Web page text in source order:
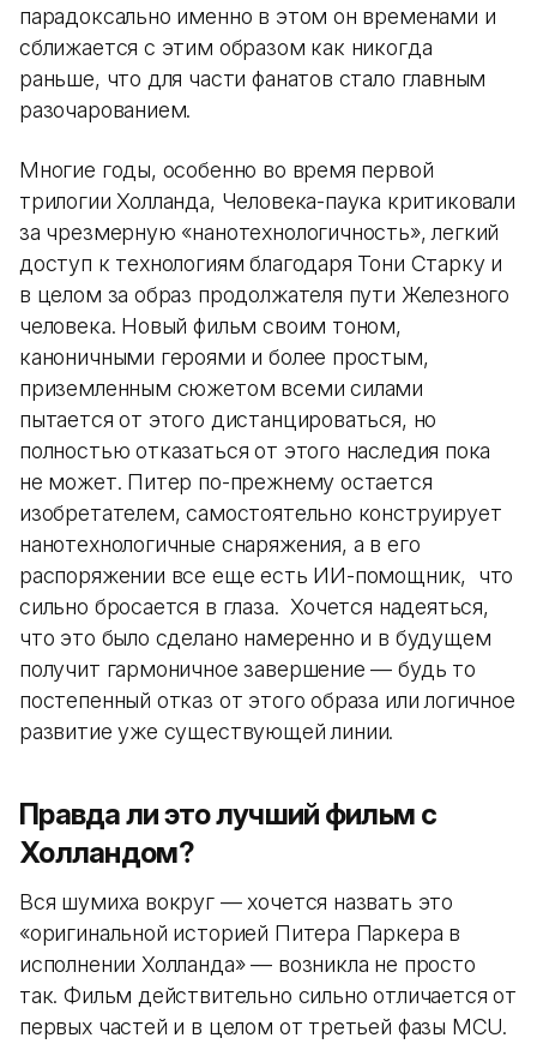
парадоксально именно в этом он временами и
сближается с этим образом как никогда
раньше, что для части фанатов стало главным
разочарованием.
Многие годы, особенно во время первой
трилогии Холланда, Человека-паука критиковали
за чрезмерную «нанотехнологичность», легкий
доступ к технологиям благодаря Тони Старку и
в целом за образ продолжателя пути Железного
человека. Новый фильм своим тоном,
каноничными героями и более простым,
приземленным сюжетом всеми силами
пытается от этого дистанцироваться, но
полностью отказаться от этого наследия пока
не может. Питер по-прежнему остается
изобретателем, самостоятельно конструирует
нанотехнологичные снаряжения, а в его
распоряжении все еще есть ИИ-помощник, что
сильно бросается в глаза. Хочется надеяться,
что это было сделано намеренно и в будущем
получит гармоничное завершение — будь то
постепенный отказ от этого образа или логичное
развитие уже существующей линии.
Правда ли это лучший фильм с
Холландом?
Вся шумиха вокруг — хочется назвать это
«оригинальной историей Питера Паркера в
исполнении Холланда» — возникла не просто
так. Фильм действительно сильно отличается от
первых частей и в целом от третьей фазы MCU.